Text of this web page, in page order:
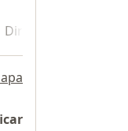
Dirección 4